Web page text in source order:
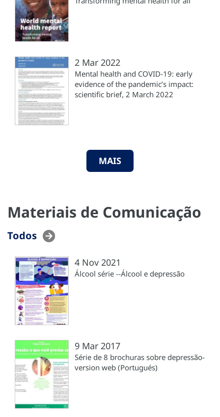
2 Mar 2022
Mental health and COVID-19: early
evidence of the pandemic’s impact:
scientific brief, 2 March 2022
MAIS
Materiais de Comunicação
Todos
4 Nov 2021
Álcool série --Álcool e depressão
9 Mar 2017
Série de 8 brochuras sobre depressão-
version web (Portugués)